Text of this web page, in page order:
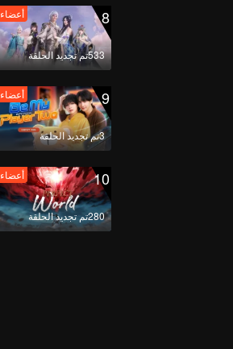
8
533تم تجديد الحلقة
أعضاء
9
3تم تجديد الحلقة
أعضاء
10
280تم تجديد الحلقة
أعضاء